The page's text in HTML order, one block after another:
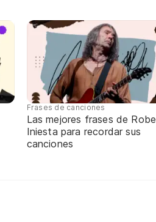
Frases de canciones
Las mejores frases de Robe
Iniesta para recordar sus
canciones